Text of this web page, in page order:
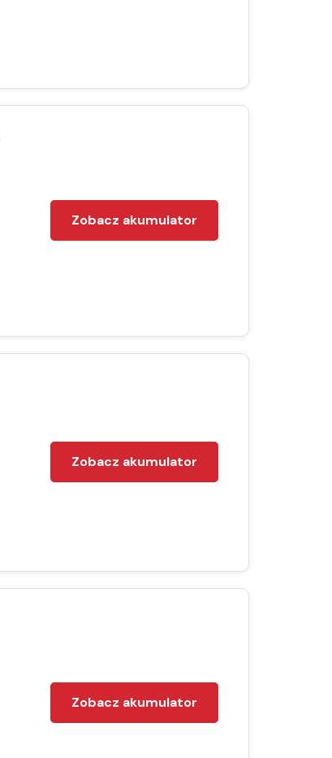
Zobacz akumulator
Zobacz akumulator
Zobacz akumulator